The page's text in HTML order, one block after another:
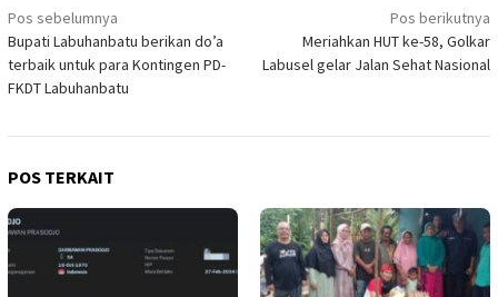
Navigasi
pos
Pos sebelumnya
Bupati Labuhanbatu berikan do’a
terbaik untuk para Kontingen PD-
FKDT Labuhanbatu
Pos berikutnya
Meriahkan HUT ke-58, Golkar
Labusel gelar Jalan Sehat Nasional
POS TERKAIT